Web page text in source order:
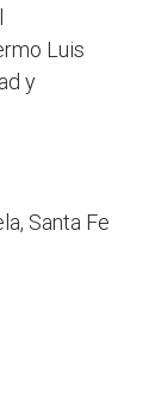
Luis
y
Santa Fe